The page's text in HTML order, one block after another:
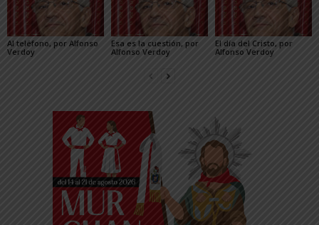
Al teléfono, por Alfonso
Verdoy
Esa es la cuestión, por
Alfonso Verdoy
El día del Cristo, por
Alfonso Verdoy